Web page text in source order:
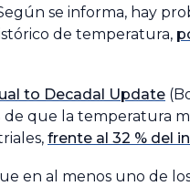
se informa, hay
de temperatura,
to Decadal Update
de que la temperatura
frente al 32 % del
en al menos uno de